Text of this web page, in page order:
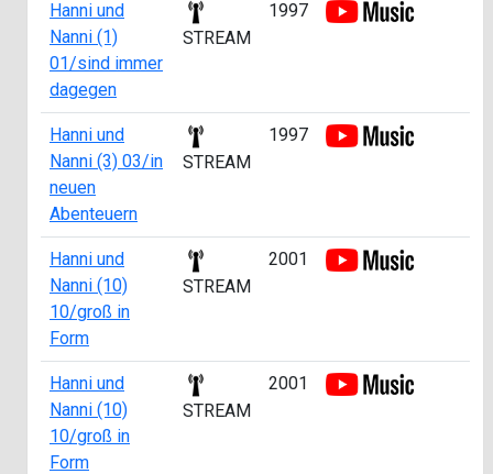
Hanni und
Nanni (1)
01/sind immer
dagegen
STREAM
1997
Hanni und
Nanni (3) 03/in
neuen
Abenteuern
STREAM
1997
Hanni und
Nanni (10)
10/groß in
Form
STREAM
2001
Hanni und
Nanni (10)
10/groß in
Form
STREAM
2001